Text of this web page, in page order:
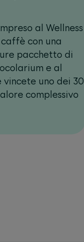
al Wellness
con una
pacchetto di
e al
uno dei 30
complessivo